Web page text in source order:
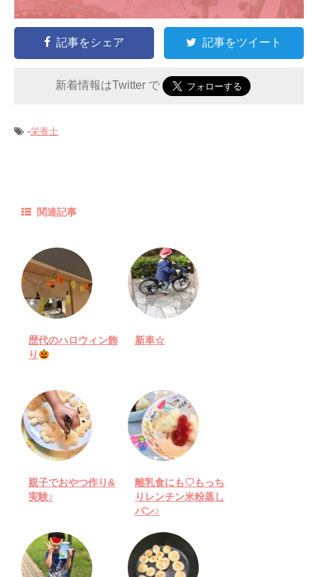
記事をシェア 記事をツイート
新着情報はTwitter で
-栄養士
関連記事
歴代のハロウィン飾
り
新車☆
親子でおやつ作り&
実験♪
離乳食にも♡もっち
りレンチン米粉蒸し
パン♪